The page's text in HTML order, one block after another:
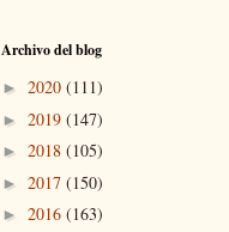
Archivo del blog
► 2020 (111)
► 2019 (147)
► 2018 (105)
► 2017 (150)
► 2016 (163)